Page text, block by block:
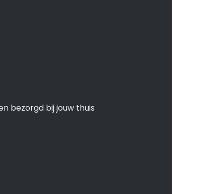
bezorgd bij jouw thuis